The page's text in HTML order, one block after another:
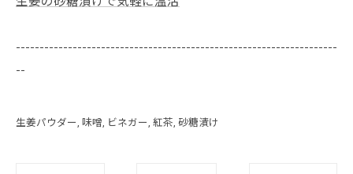
--------------------------------------------------------------------
--
生姜パウダー 味噌 ビネガー 紅茶 砂糖漬け